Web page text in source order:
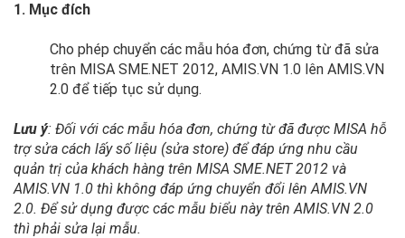
1. Mục đích
Cho phép chuyển các mẫu hóa đơn, chứng từ đã sửa
trên MISA SME.NET 2012, AMIS.VN 1.0 lên AMIS.VN
2.0 để tiếp tục sử dụng.
Lưu ý: Đối với các mẫu hóa đơn, chứng từ đã được MISA hỗ
trợ sửa cách lấy số liệu (sửa store) để đáp ứng nhu cầu
quản trị của khách hàng trên MISA SME.NET 2012 và
AMIS.VN 1.0 thì không đáp ứng chuyển đổi lên AMIS.VN
2.0. Để sử dụng được các mẫu biểu này trên AMIS.VN 2.0
thì phải sửa lại mẫu.